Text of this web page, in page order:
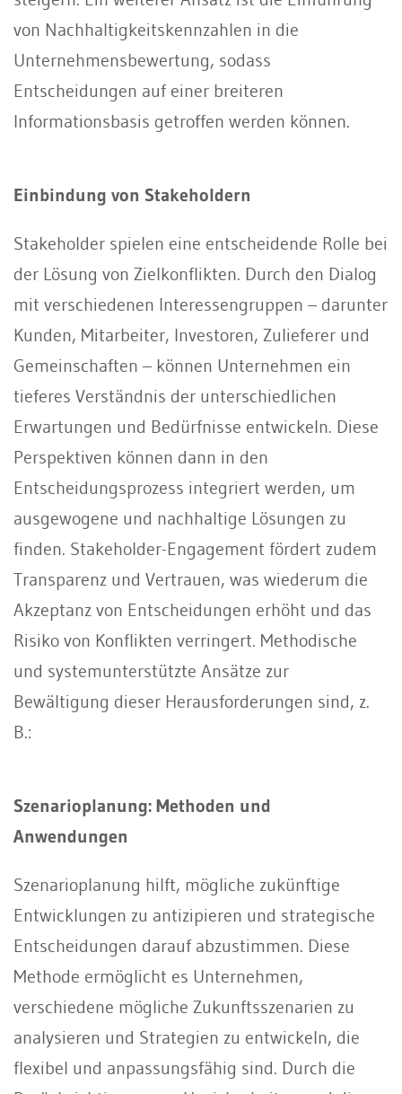
von Nachhaltigkeitskennzahlen in die
Unternehmensbewertung, sodass
Entscheidungen auf einer breiteren
Informationsbasis getroffen werden können.
Einbindung von Stakeholdern
Stakeholder spielen eine entscheidende Rolle bei
der Lösung von Zielkonflikten. Durch den Dialog
mit verschiedenen Interessengruppen – darunter
Kunden, Mitarbeiter, Investoren, Zulieferer und
Gemeinschaften – können Unternehmen ein
tieferes Verständnis der unterschiedlichen
Erwartungen und Bedürfnisse entwickeln. Diese
Perspektiven können dann in den
Entscheidungsprozess integriert werden, um
ausgewogene und nachhaltige Lösungen zu
finden. Stakeholder-Engagement fördert zudem
Transparenz und Vertrauen, was wiederum die
Akzeptanz von Entscheidungen erhöht und das
Risiko von Konflikten verringert. Methodische
und systemunterstützte Ansätze zur
Bewältigung dieser Herausforderungen sind, z.
B.:
Szenarioplanung: Methoden und
Anwendungen
Szenarioplanung hilft, mögliche zukünftige
Entwicklungen zu antizipieren und strategische
Entscheidungen darauf abzustimmen. Diese
Methode ermöglicht es Unternehmen,
verschiedene mögliche Zukunftsszenarien zu
analysieren und Strategien zu entwickeln, die
flexibel und anpassungsfähig sind. Durch die